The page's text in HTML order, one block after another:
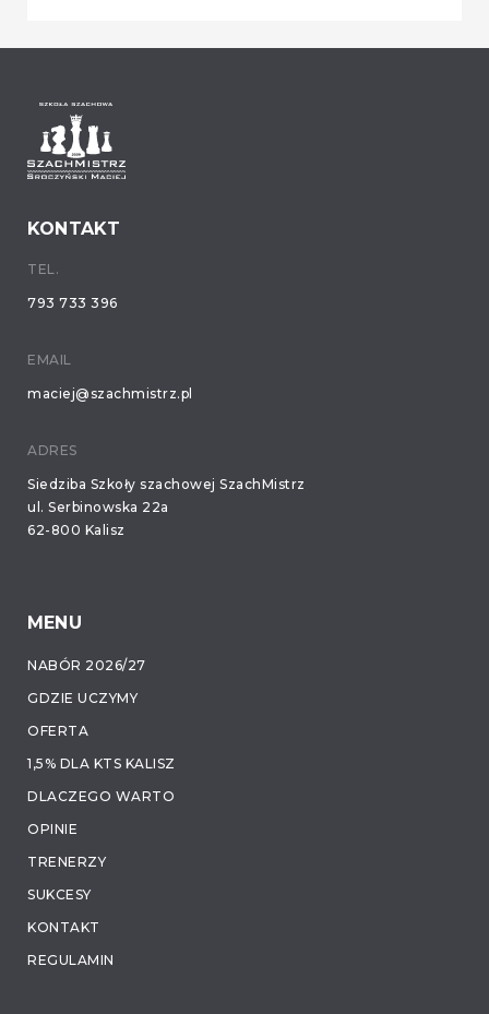
KONTAKT
TEL.
793 733 396
EMAIL
maciej@szachmistrz.pl
ADRES
Siedziba Szkoły szachowej SzachMistrz
ul. Serbinowska 22a
62-800 Kalisz
MENU
NABÓR 2026/27
GDZIE UCZYMY
OFERTA
1,5% DLA KTS KALISZ
DLACZEGO WARTO
OPINIE
TRENERZY
SUKCESY
KONTAKT
REGULAMIN